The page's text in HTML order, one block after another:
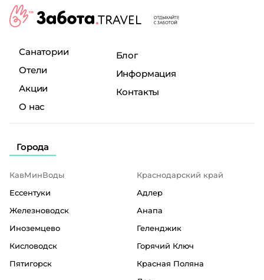
Санатории
Отели
Акции
О нас
Блог
Информация
Контакты
Города
КавМинВоды
Ессентуки
Железноводск
Иноземцево
Кисловодск
Пятигорск
Краснодарский край
Адлер
Анапа
Геленджик
Горячий Ключ
Красная Поляна